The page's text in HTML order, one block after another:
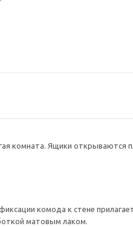
комната. Ящики открываются
комода к стене
матовым лаком.